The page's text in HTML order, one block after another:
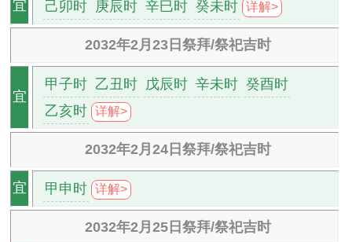
宜 己卯时 庚辰时 辛巳时 癸未时 详解>
2032年2月23日祭拜/祭祀吉时
宜
甲子时 乙丑时 戊辰时 辛未时 癸酉时
乙亥时 详解>
2032年2月24日祭拜/祭祀吉时
宜 甲申时 详解>
2032年2月25日祭拜/祭祀吉时